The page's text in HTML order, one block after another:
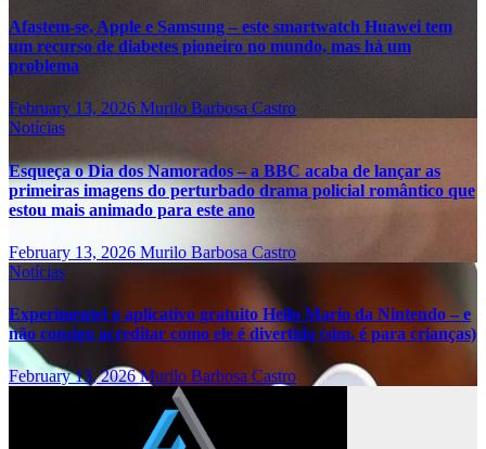
Afastem-se, Apple e Samsung – este smartwatch Huawei tem
um recurso de diabetes pioneiro no mundo, mas há um
problema
February 13, 2026 Murilo Barbosa Castro
Notícias
Esqueça o Dia dos Namorados – a BBC acaba de lançar as
primeiras imagens do perturbado drama policial romântico que
estou mais animado para este ano
February 13, 2026 Murilo Barbosa Castro
Notícias
Experimentei o aplicativo gratuito Hello Mario da Nintendo – e
não consigo acreditar como ele é divertido (sim, é para crianças)
February 13, 2026Murilo Barbosa Castro